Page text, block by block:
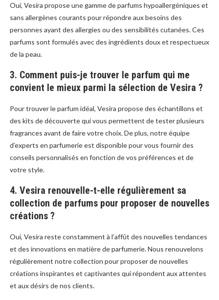
Oui, Vesira propose une gamme de parfums hypoallergéniques et
sans allergènes courants pour répondre aux besoins des
personnes ayant des allergies ou des sensibilités cutanées. Ces
parfums sont formulés avec des ingrédients doux et respectueux
de la peau.
3. Comment puis-je trouver le parfum qui me
convient le mieux parmi la sélection de Vesira ?
Pour trouver le parfum idéal, Vesira propose des échantillons et
des kits de découverte qui vous permettent de tester plusieurs
fragrances avant de faire votre choix. De plus, notre équipe
d’experts en parfumerie est disponible pour vous fournir des
conseils personnalisés en fonction de vos préférences et de
votre style.
4. Vesira renouvelle-t-elle régulièrement sa
collection de parfums pour proposer de nouvelles
créations ?
Oui, Vesira reste constamment à l’affût des nouvelles tendances
et des innovations en matière de parfumerie. Nous renouvelons
régulièrement notre collection pour proposer de nouvelles
créations inspirantes et captivantes qui répondent aux attentes
et aux désirs de nos clients.